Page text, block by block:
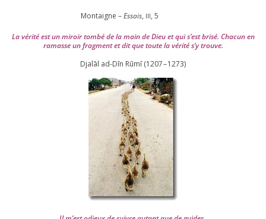
Montaigne –Essais, III, 5
La véri­té est un miroir tom­bé de la main de Dieu et qui s’est bri­sé. Chacun en
ramasse un frag­ment et dit que toute la véri­té s’y trouve.
Djalāl ad-Dīn Rūmī (1207–1273)